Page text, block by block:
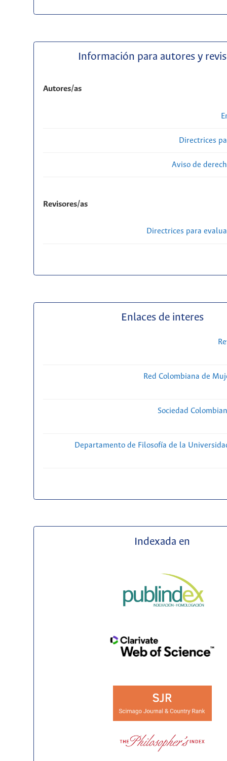
Información para autores y
Autores/as
Directrices
Aviso de
Revisores/as
Directrices para
Enlaces de interes
Red Colombiana de
Sociedad
Departamento de Filosofía de la
Indexada en